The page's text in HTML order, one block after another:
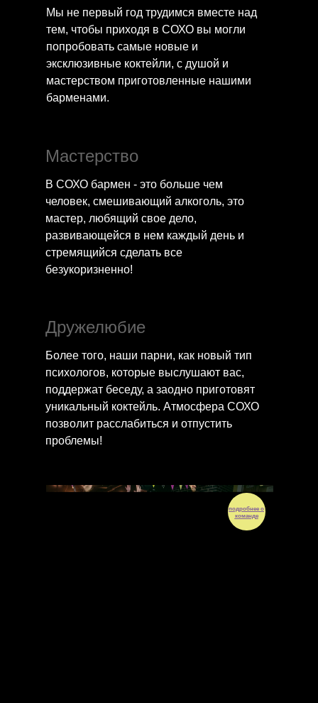
Мы не первый год трудимся вместе над
тем, чтобы приходя в СОХО вы могли
попробовать самые новые и
эксклюзивные коктейли, с душой и
мастерством приготовленные нашими
барменами.
В СОХО бармен - это больше чем
человек, смешивающий алкоголь, это
мастер, любящий свое дело,
развивающейся в нем каждый день и
стремящийся сделать все
безукоризненно!
Более того, наши парни, как новый тип
психологов, которые выслушают вас,
поддержат беседу, а заодно приготовят
уникальный коктейль. Атмосфера СОХО
позволит расслабиться и отпустить
проблемы!
Мастерство
Дружелюбие
подробнее о
команде